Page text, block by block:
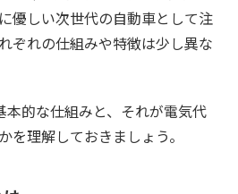
優しい次世代の自動車として注
ぞれの仕組みや特徴は少し異な
本的な仕組みと、それが電気代
を理解しておきましょう。